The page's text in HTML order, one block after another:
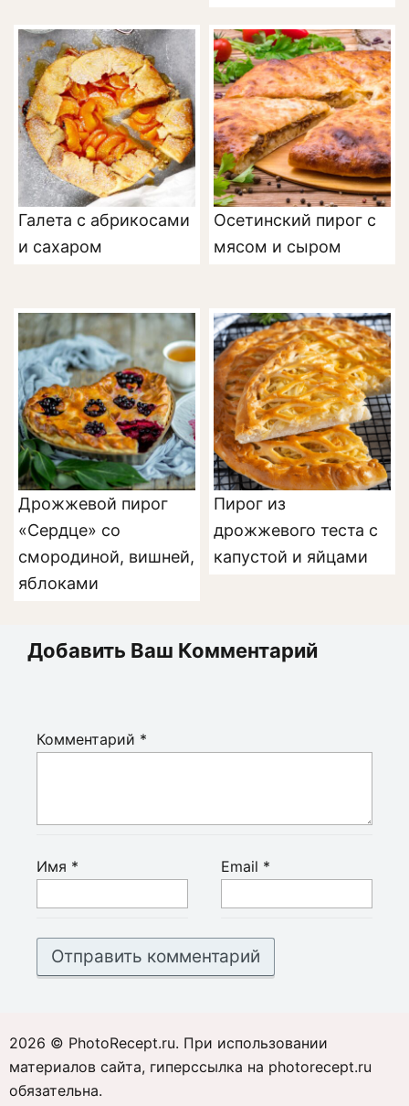
Галета с абрикосами
и сахаром
Осетинский пирог с
мясом и сыром
Дрожжевой пирог
«Сердце» со
смородиной, вишней,
яблоками
Пирог из
дрожжевого теста с
капустой и яйцами
Добавить Ваш Комментарий
Комментарий *
Имя * Email *
2026 © PhotoRecept.ru. При использовании
материалов сайта, гиперссылка на photorecept.ru
обязательна.